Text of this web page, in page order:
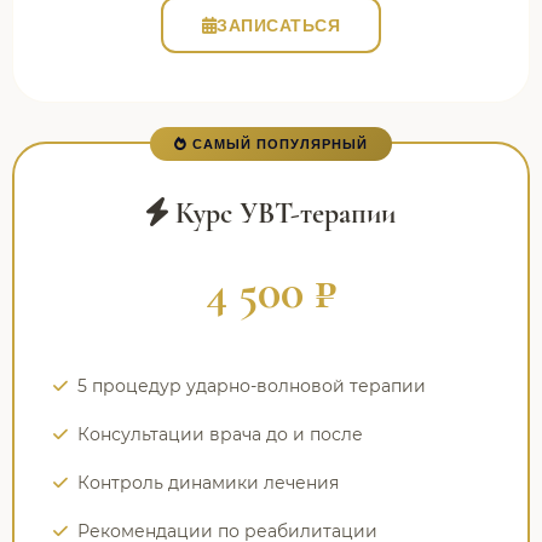
ЗАПИСАТЬСЯ
САМЫЙ ПОПУЛЯРНЫЙ
Курс УВТ-терапии
4 500 ₽
5 процедур ударно-волновой терапии
Консультации врача до и после
Контроль динамики лечения
Рекомендации по реабилитации